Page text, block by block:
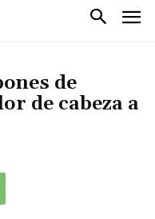
de
de cabeza a